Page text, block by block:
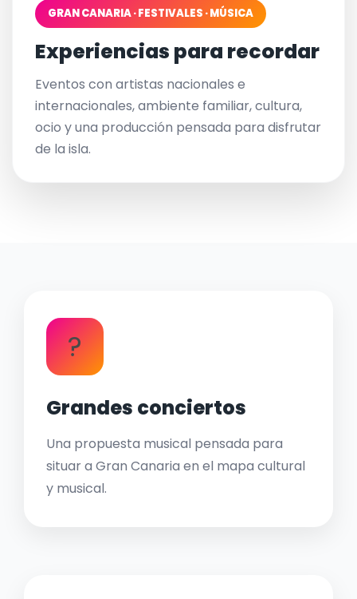
GRAN CANARIA · FESTIVALES · MÚSICA
Experiencias para recordar
Eventos con artistas nacionales e
internacionales, ambiente familiar, cultura,
ocio y una producción pensada para disfrutar
de la isla.
?
Grandes conciertos
Una propuesta musical pensada para
situar a Gran Canaria en el mapa cultural
y musical.